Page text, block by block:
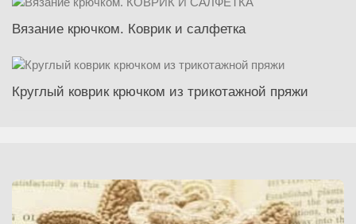
Вязание крючком. Коврик и салфетка
Круглый коврик крючком из трикотажной пряжи